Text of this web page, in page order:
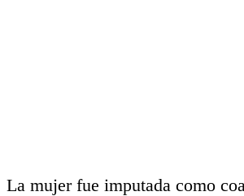
La mujer fue imputada como